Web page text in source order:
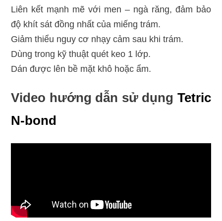
Liên kết mạnh mẽ với men – ngà răng, đảm bảo
độ khít sát đồng nhất của miếng trám.
Giảm thiểu nguy cơ nhạy cảm sau khi trám.
Dùng trong kỹ thuật quét keo 1 lớp.
Dán được lên bề mặt khô hoặc ẩm.
Video hướng dẫn sử dụngTetric
N-bond